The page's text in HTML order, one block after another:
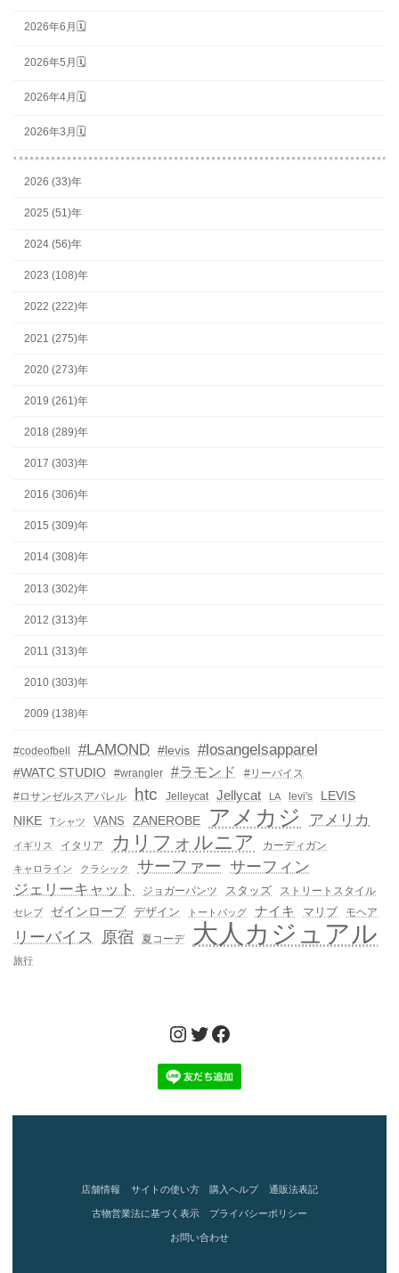
2026年6月🗓
2026年5月🗓
2026年4月🗓
2026年3月🗓
2026 (33)年
2025 (51)年
2024 (56)年
2023 (108)年
2022 (222)年
2021 (275)年
2020 (273)年
2019 (261)年
2018 (289)年
2017 (303)年
2016 (306)年
2015 (309)年
2014 (308)年
2013 (302)年
2012 (313)年
2011 (313)年
2010 (303)年
2009 (138)年
#codeofbell #LAMOND #levis #losangelsapparel
#WATC STUDIO #wrangler #ラモンド
#リーバイス
#ロサンゼルスアパレル
htc Jelleycat Jellycat LA levi's
LEVIS
NIKE
Tシャツ VANS ZANEROBE アメカジ アメリカ
イギリス イタリア カリフォルニア カーディガン
キャロライン クラシック サーファー サーフィン
ジェリーキャット
ジョガーパンツ スタッズ ストリートスタイル
セレブ ゼインローブ デザイン トートバッグ ナイキ マリブ モヘア
リーバイス 原宿 夏コーデ 大人カジュアル
旅行
Instagram
Twitter
Facebook
店舗情報 サイトの使い方 購入ヘルプ 通販法表記
古物営業法に基づく表示 プライバシーポリシー
お問い合わせ